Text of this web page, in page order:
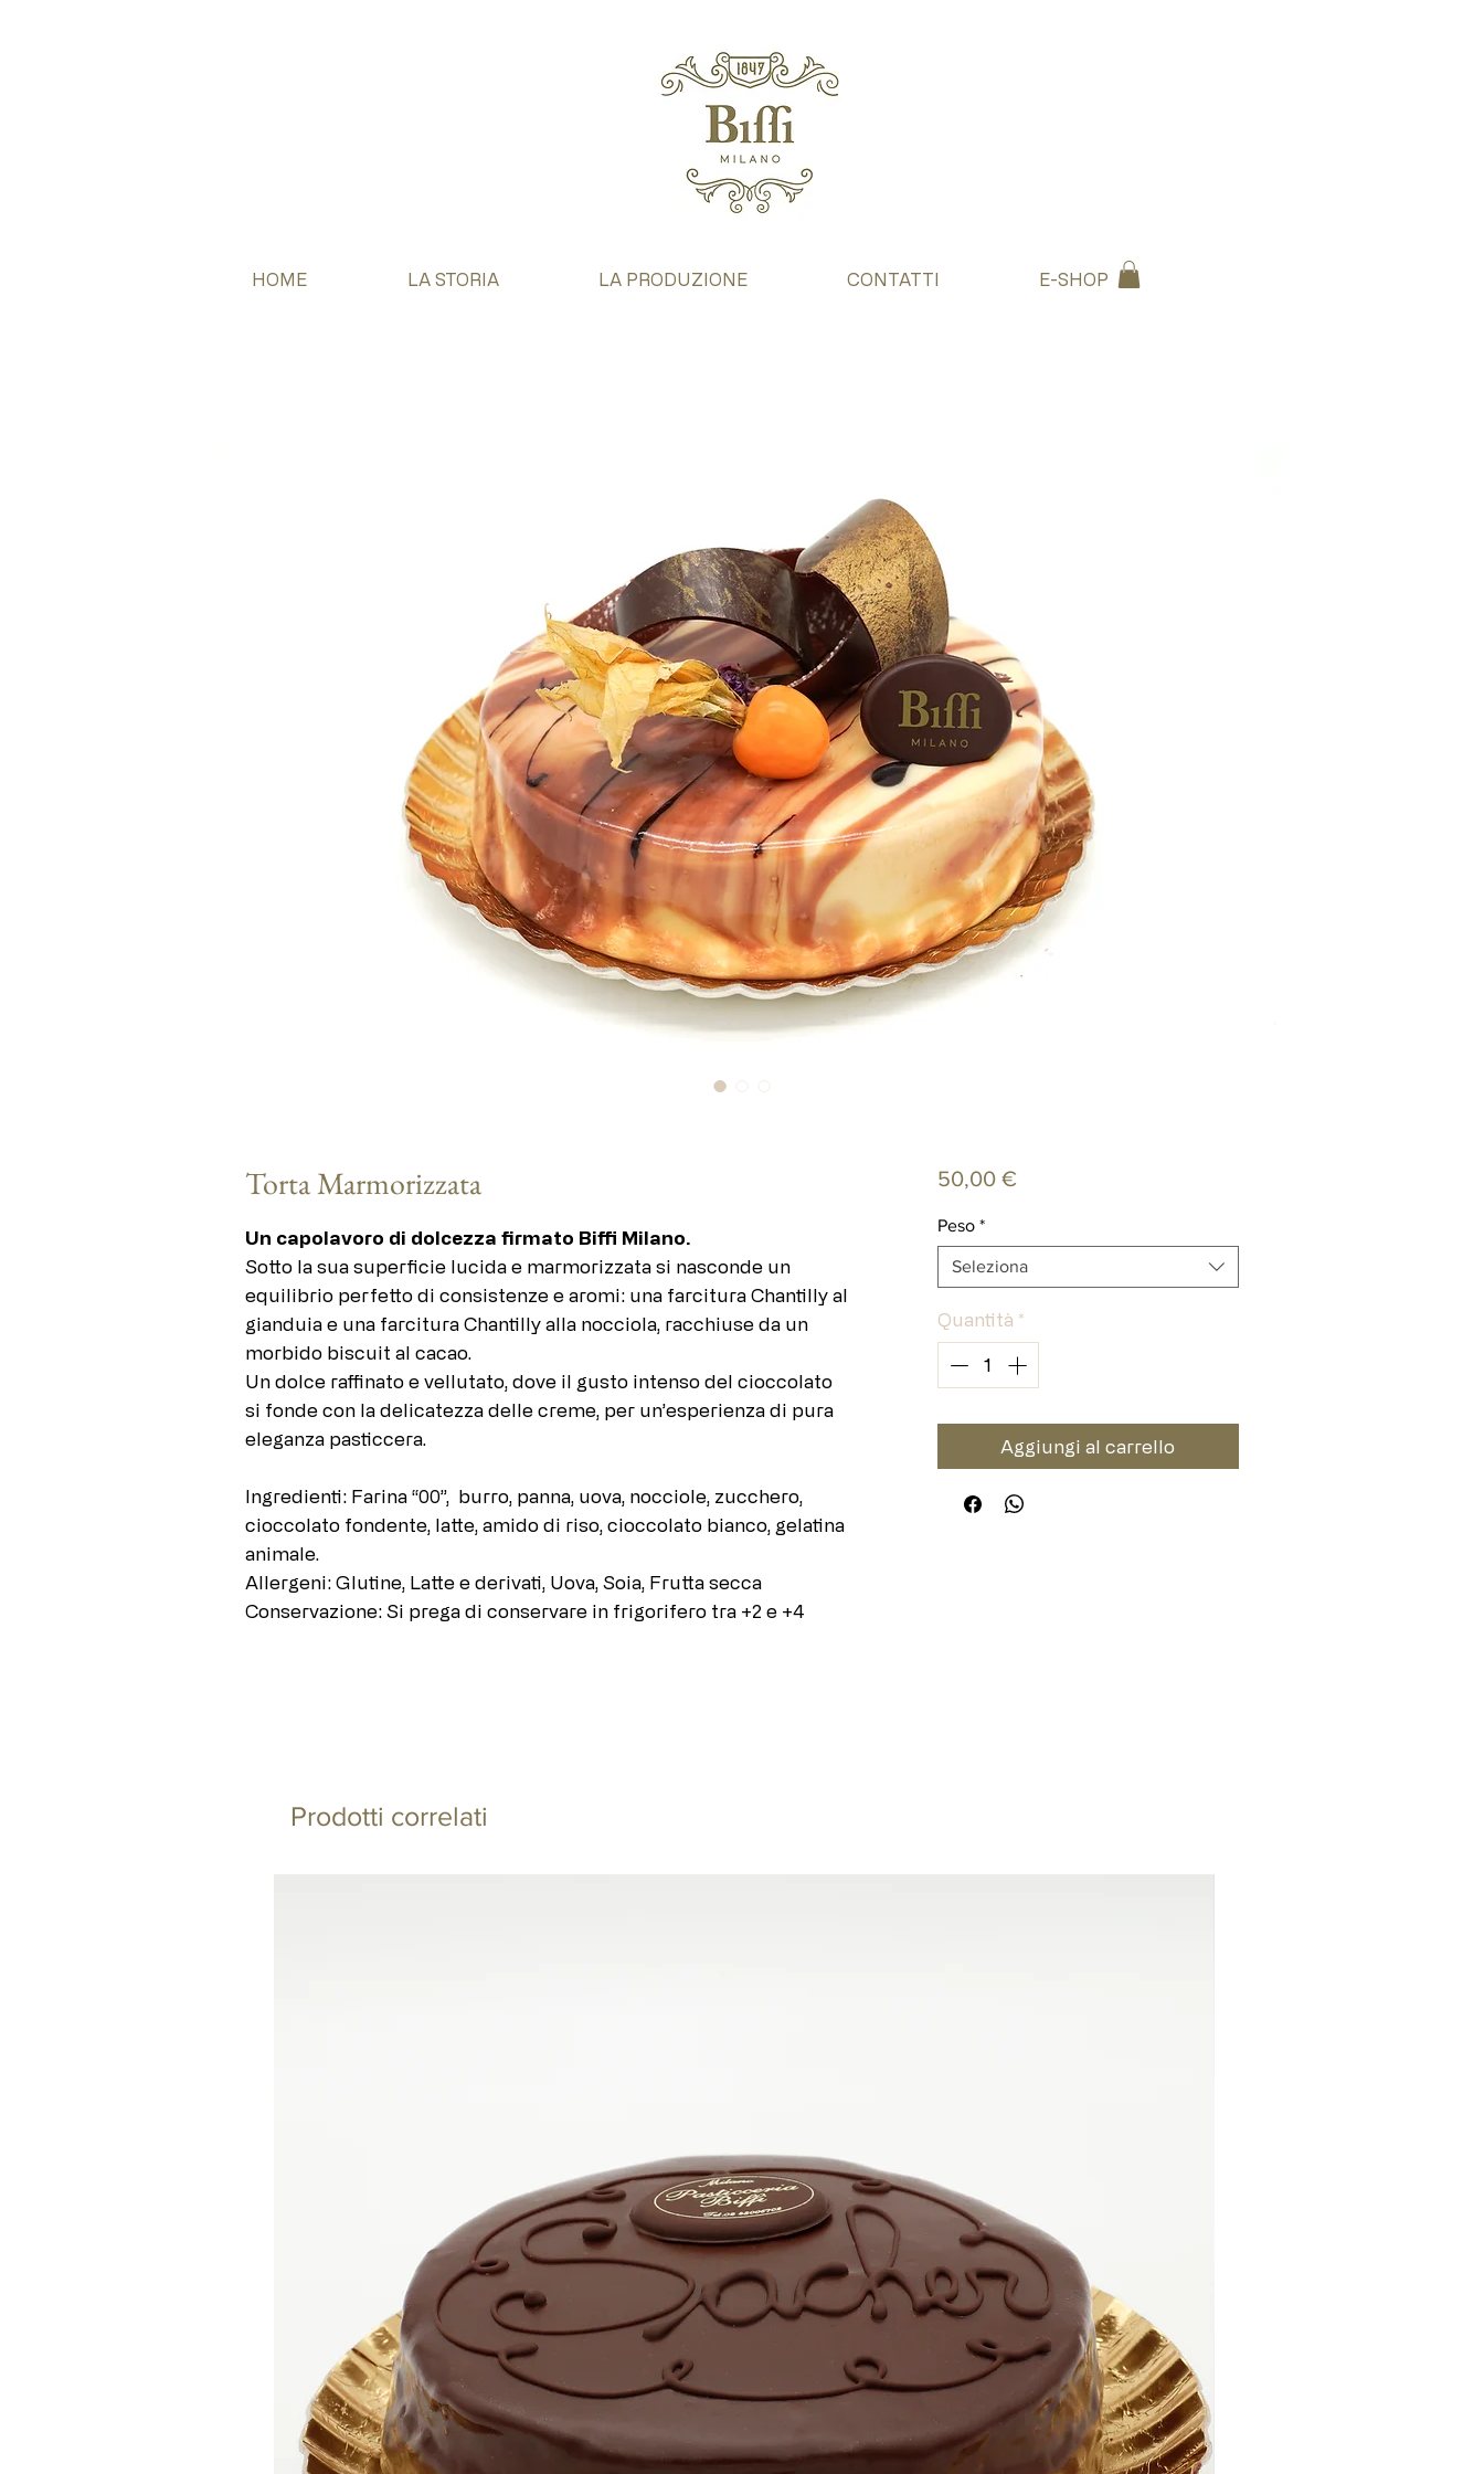
HOME LA STORIA LA PRODUZIONE CONTATTI E-SHOP
Torta Marmorizzata
Un capolavoro di dolcezza firmato Biffi Milano.
Sotto la sua superficie lucida e marmorizzata si nasconde un
equilibrio perfetto di consistenze e aromi: una farcitura Chantilly al
gianduia e una farcitura Chantilly alla nocciola, racchiuse da un
morbido biscuit al cacao.
Un dolce raffinato e vellutato, dove il gusto intenso del cioccolato
si fonde con la delicatezza delle creme, per un’esperienza di pura
eleganza pasticcera.
Ingredienti: Farina “00”, burro, panna, uova, nocciole, zucchero,
cioccolato fondente, latte, amido di riso, cioccolato bianco, gelatina
animale.
Allergeni: Glutine, Latte e derivati, Uova, Soia, Frutta secca
Conservazione: Si prega di conservare in frigorifero tra +2 e +4
50,00 €Prezzo
Peso *
Seleziona
Quantità *
Aggiungi al carrello
Prodotti correlati